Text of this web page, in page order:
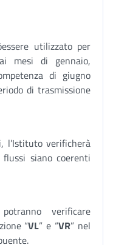
utilizzato per
mesi di gennaio,
di giugno
di trasmissione
l’Istituto verificherà
siano coerenti
verificare
“VL” e “VR” nel